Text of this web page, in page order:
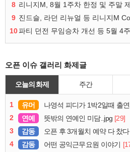
8 리니지M, 8월 1주차 한정 및 주말
9 진드슬, 라던 리뉴얼 등 리니지M
10파티 던전 무임승차 개선 등 5월 4
오픈 이슈 갤러리 화제글
오늘의 화제 주간
1 유머 나영석 피디가 1박2일때 출
2
연예 뜻밖의 연예인 미담..jpg [29]
3
감동 오픈 후 3개월치 예약 다 찼
4
감동 어떤 공익근무요원 이야기